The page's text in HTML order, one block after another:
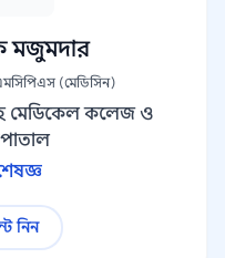
মজুমদার
(মেডিসিন)
মেডিকেল কলেজ ও
নিন